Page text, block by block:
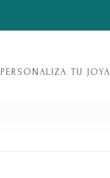
PERSONALIZA TU JOYA